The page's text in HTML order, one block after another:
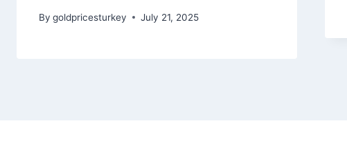
By goldpricesturkey July 21, 2025